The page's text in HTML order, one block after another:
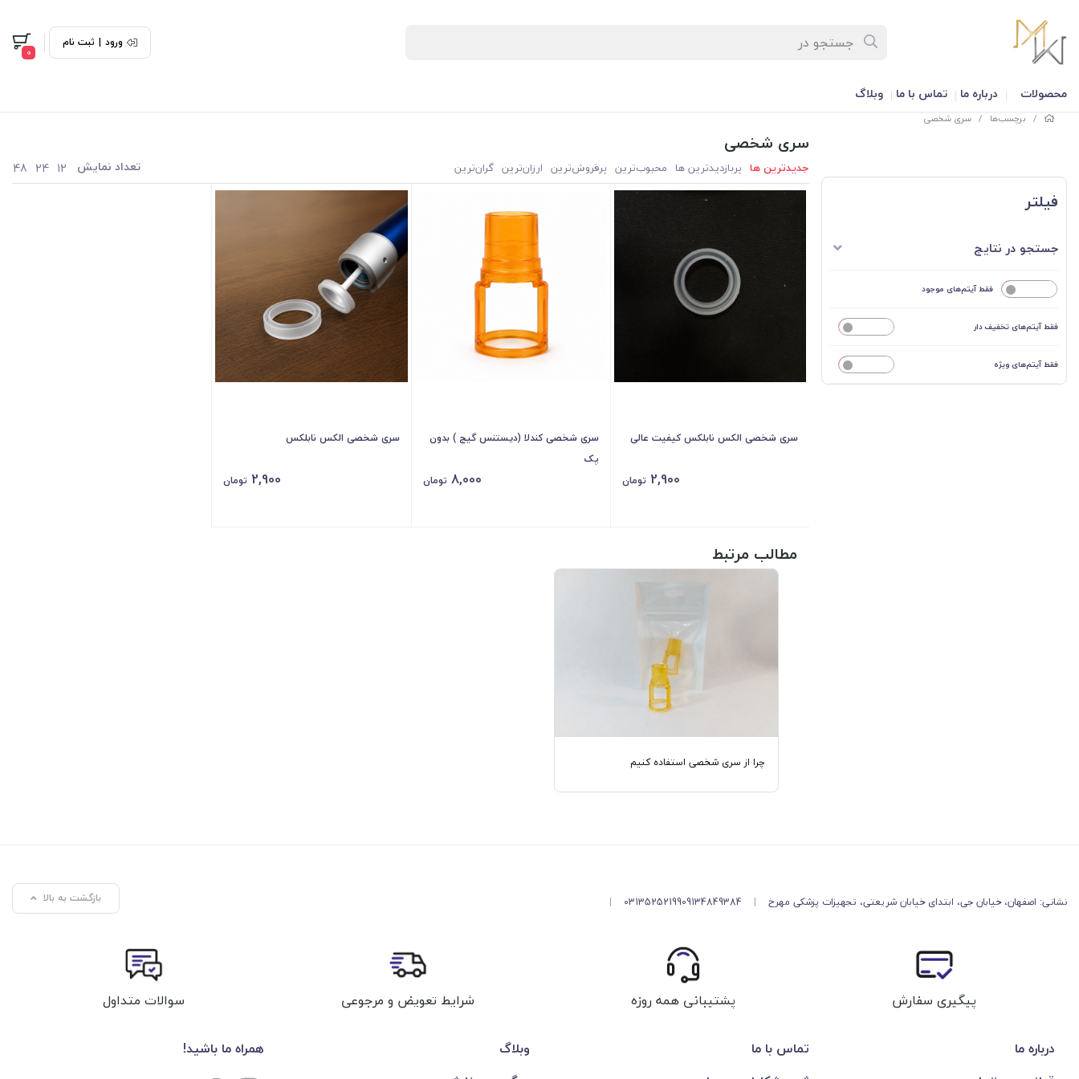
ورود | ثبت نام
0
محصولات درباره ما تماس با ما وبلاگ
/ برچسب‌ها / سری شخصی
فیلتر
جستجو در نتایج
فقط آیتم‌های موجود
فقط آیتم‌های تخفیف دار
فقط آیتم‌های ویژه
سری شخصی
جدیدترین ها پربازدیدترین ها محبوب‌‌ترین پرفروش‌ترین ارزان‌ترین گران‌ترین تعداد نمایش 12
24
48
سری شخصی الکس نابلکس کیفیت عالی
2,900 تومان
سری شخصی کندلا (دیستنس گیج ) بدون
پک
8,000 تومان
سری شخصی الکس نابلکس
2,900 تومان
مطالب مرتبط
چرا از سری شخصی استفاده کنیم
نشانی: اصفهان، خیابان جی، ابتدای خیابان شریعتی، تجهیزات پزشکی مهرخ |
09134849384
03135252199
| بازگشت به بالا
پیگیری سفارش پشتیبانی همه روزه شرایط تعویض و مرجوعی سوالات متداول
درباره ما تماس با ما
وبلاگ
همراه ما باشید!